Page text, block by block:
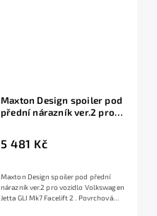
Maxton Design spoiler pod
přední nárazník ver.2 pro
ABS
5 481 Kč
Maxton Design spoiler pod přední
nárazník ver.2 pro vozidlo Volkswagen
Jetta GLI Mk7 Facelift 2 . Povrchová